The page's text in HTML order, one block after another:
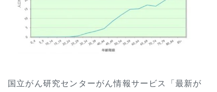
国立がん研究センターがん情報サービス「最新が